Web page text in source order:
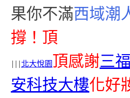
果你不滿西域潮
撐！頂
北大悅園 頂感謝三
安科技大樓化好